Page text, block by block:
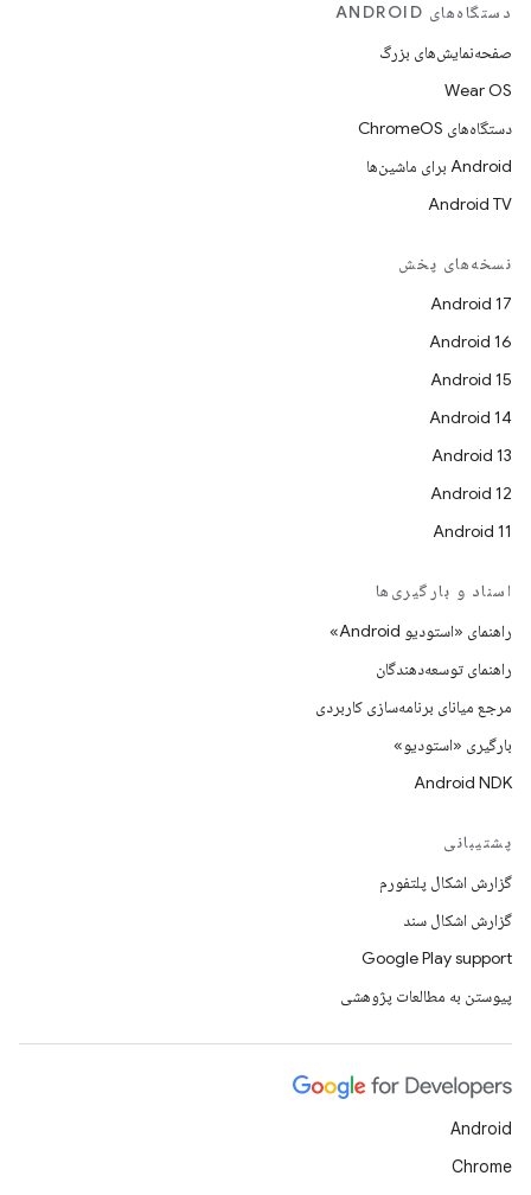
دستگاه‌های ANDROID
صفحه‌نمایش‌های بزرگ
Wear OS
دستگاه‌های ChromeOS
Android برای ماشین‌ها
Android TV
نسخه‌های پخش
Android 17
Android 16
Android 15
Android 14
Android 13
Android 12
Android 11
اسناد و بارگیری‌ها
راهنمای «استودیو Android»
راهنمای توسعه‌دهندگان
مرجع میانای برنامه‌سازی کاربردی
بارگیری «استودیو»
Android NDK
پشتیبانی
گزارش اشکال پلتفورم
گزارش اشکال سند
Google Play support
پیوستن به مطالعات پژوهشی
Android
Chrome